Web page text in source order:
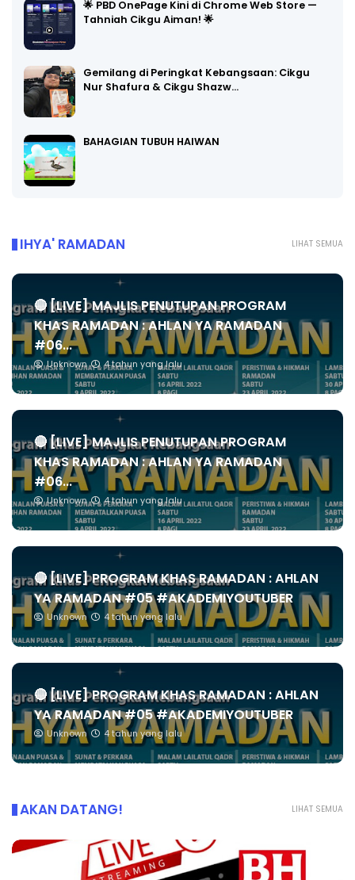
🌟 PBD OnePage Kini di Chrome Web Store —
Tahniah Cikgu Aiman! 🌟
Gemilang di Peringkat Kebangsaan: Cikgu
Nur Shafura & Cikgu Shazw…
BAHAGIAN TUBUH HAIWAN
LIHAT SEMUA
IHYA' RAMADAN
🔴 [LIVE] MAJLIS PENUTUPAN PROGRAM
KHAS RAMADAN : AHLAN YA RAMADAN
#06...
Unknown 4 tahun yang lalu
🔴 [LIVE] MAJLIS PENUTUPAN PROGRAM
KHAS RAMADAN : AHLAN YA RAMADAN
#06...
Unknown 4 tahun yang lalu
🔴 [LIVE] PROGRAM KHAS RAMADAN : AHLAN
YA RAMADAN #05 #AKADEMIYOUTUBER
Unknown 4 tahun yang lalu
🔴 [LIVE] PROGRAM KHAS RAMADAN : AHLAN
YA RAMADAN #05 #AKADEMIYOUTUBER
Unknown 4 tahun yang lalu
LIHAT SEMUA
AKAN DATANG!